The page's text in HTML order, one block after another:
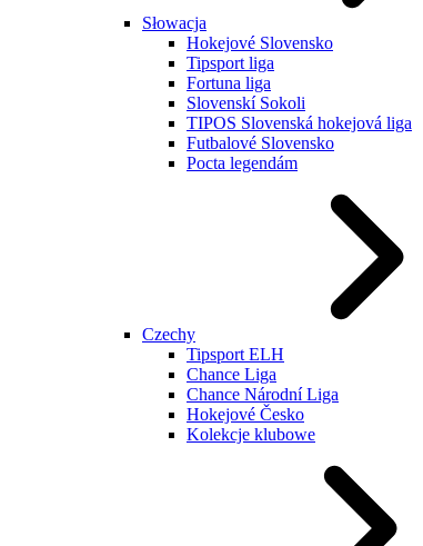
Słowacja
Hokejové Slovensko
Tipsport liga
Fortuna liga
Slovenskí Sokoli
TIPOS Slovenská hokejová liga
Futbalové Slovensko
Pocta legendám
Czechy
Tipsport ELH
Chance Liga
Chance Národní Liga
Hokejové Česko
Kolekcje klubowe